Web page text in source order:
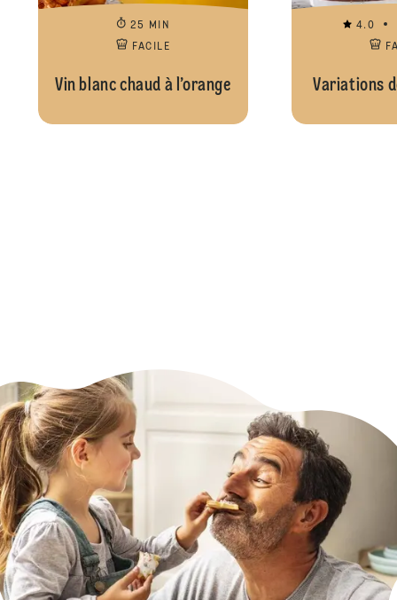
25 MIN
FACILE
Vin blanc chaud à l’orange
4.0
Variations